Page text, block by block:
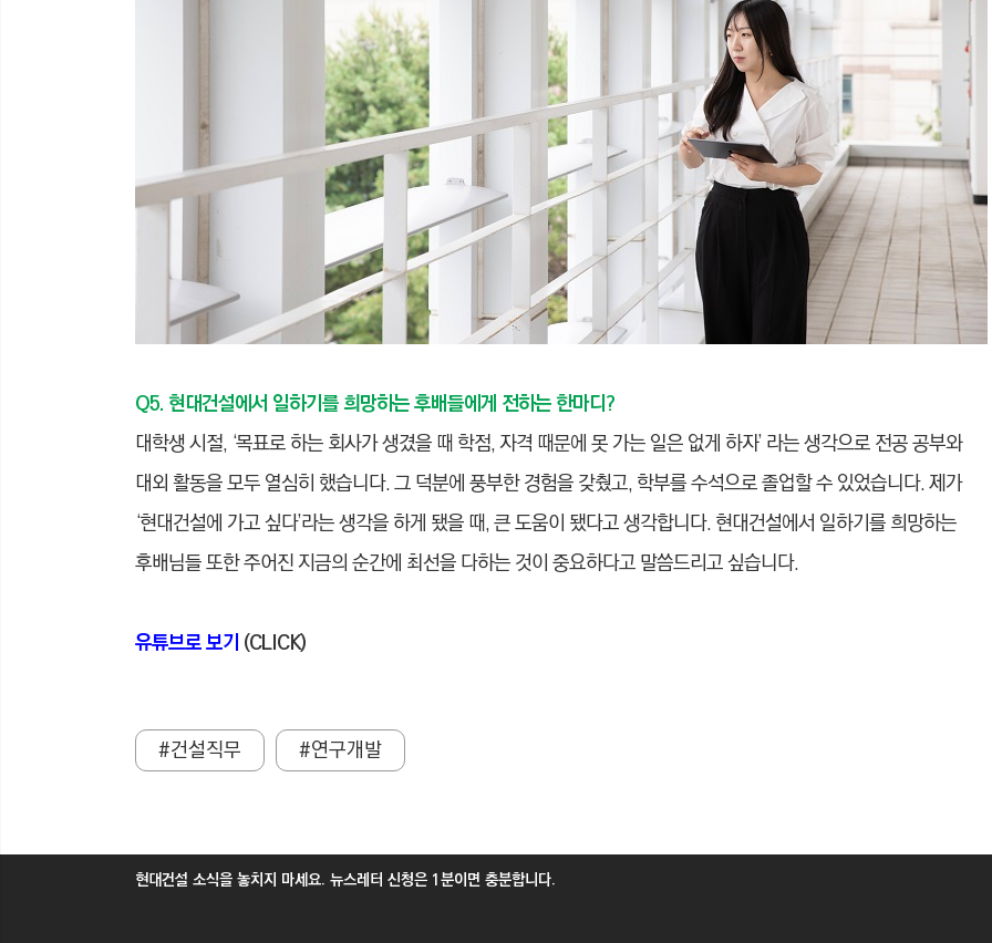
Q5. 현대건설에서 일하기를 희망하는 후배들에게 전하는 한마디?
대학생 시절, ‘목표로 하는 회사가 생겼을 때 학점, 자격 때문에 못 가는 일은 없게 하자’ 라는 생각으로 전공 공부와
대외 활동을 모두 열심히 했습니다. 그 덕분에 풍부한 경험을 갖췄고, 학부를 수석으로 졸업할 수 있었습니다. 제가
‘현대건설에 가고 싶다’라는 생각을 하게 됐을 때, 큰 도움이 됐다고 생각합니다. 현대건설에서 일하기를 희망하는
후배님들 또한 주어진 지금의 순간에 최선을 다하는 것이 중요하다고 말씀드리고 싶습니다.
유튜브로 보기 (CLICK)
#건설직무 #연구개발
현대건설 소식을 놓치지 마세요. 뉴스레터 신청은 1분이면 충분합니다.